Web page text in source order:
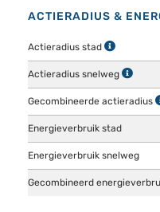
ACTIERADIUS &
Actieradius stad
Actieradius snelweg
Gecombineerde actieradius
Energieverbruik stad
Energieverbruik snelweg
Gecombineerd